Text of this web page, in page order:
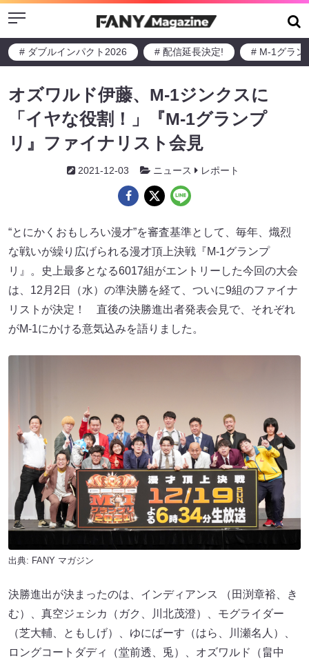
Menu
# ダブルインパクト2026 # 配信延長決定! # M-1グラン
オズワルド伊藤、M-1ジンクスに
「イヤな役割！」『M-1グランプ
リ』ファイナリスト会見
2021-12-03 ニュース レポート
“とにかくおもしろい漫才”を審査基準として、毎年、熾烈
な戦いが繰り広げられる漫才頂上決戦『M-1グランプ
リ』。史上最多となる6017組がエントリーした今回の大会
は、12月2日（水）の準決勝を経て、ついに9組のファイナ
リストが決定！ 直後の決勝進出者発表会見で、それぞれ
がM-1にかける意気込みを語りました。
出典: FANY マガジン
決勝進出が決まったのは、インディアンス （田渕章裕、き
む）、真空ジェシカ（ガク、川北茂澄）、モグライダー
（芝大輔、ともしげ）、ゆにばーす（はら、川瀬名人）、
ロングコートダディ（堂前透、兎）、オズワルド（畠中